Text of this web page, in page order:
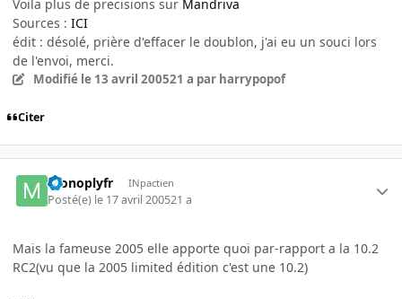
Voila plus de precisions sur Mandriva
Sources : ICI
édit : désolé, prière d'effacer le doublon, j'ai eu un souci lors
de l'envoi, merci.
Modifié le 13 avril 200521 a par harrypopof
Citer
monoplyfr INpactien
Posté(e) le 17 avril 200521 a
Mais la fameuse 2005 elle apporte quoi par-rapport a la 10.2
RC2(vu que la 2005 limited édition c'est une 10.2)